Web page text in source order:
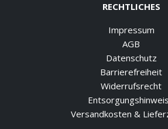
RECHTLICHES
Impressum
AGB
Datenschutz
Barrierefreiheit
Widerrufsrecht
Versandkosten &